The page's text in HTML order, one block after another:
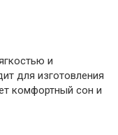
и
для изготовления
комфортный сон и